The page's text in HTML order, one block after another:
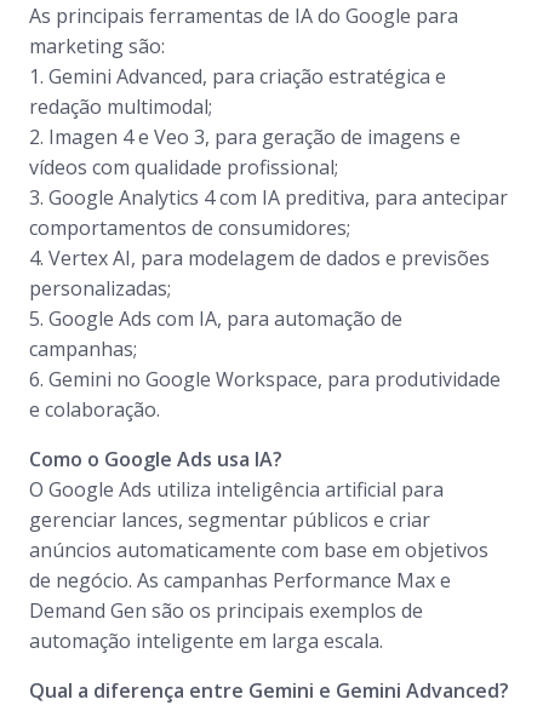
As principais ferramentas de IA do Google para
marketing são:
1. Gemini Advanced, para criação estratégica e
redação multimodal;
2. Imagen 4 e Veo 3, para geração de imagens e
vídeos com qualidade profissional;
3. Google Analytics 4 com IA preditiva, para antecipar
comportamentos de consumidores;
4. Vertex AI, para modelagem de dados e previsões
personalizadas;
5. Google Ads com IA, para automação de
campanhas;
6. Gemini no Google Workspace, para produtividade
e colaboração.
Como o Google Ads usa IA?
O Google Ads utiliza inteligência artificial para
gerenciar lances, segmentar públicos e criar
anúncios automaticamente com base em objetivos
de negócio. As campanhas Performance Max e
Demand Gen são os principais exemplos de
automação inteligente em larga escala.
Qual a diferença entre Gemini e Gemini Advanced?